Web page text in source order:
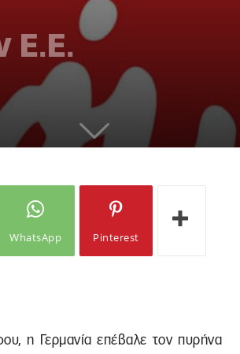
Ε.Ε.
WhatsApp Pinterest
η Γερμανία επέβαλε τον πυρήνα